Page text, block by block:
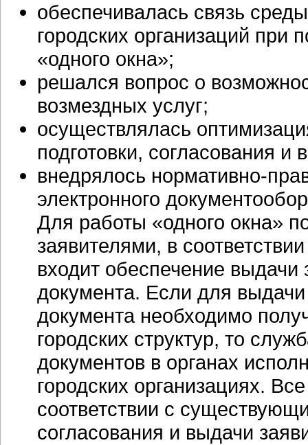
обеспечивалась связь
городских организаций при
«одного окна»;
решался вопрос о
возмездных услуг;
осуществлялась
подготовки, согласования и
внедрялось нормативно-
электронного
Для работы «одного окна»
заявителями, в
входит обеспечение
документа. Если для
документа необходимо
городских структур, то
документов в органах
городских организациях.
соответствии с
согласования и выдачи